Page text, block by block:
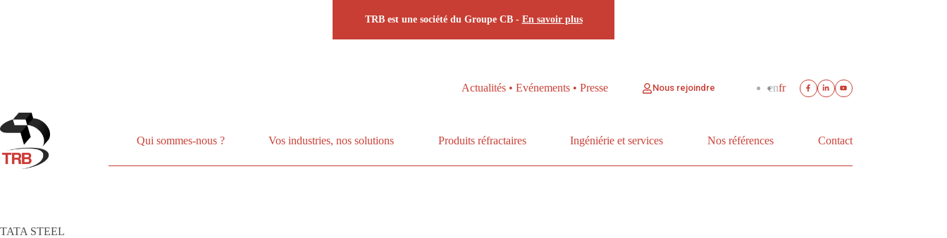
TRB est une société du Groupe CB - En savoir plus
Actualités • Evénements • Presse Nous rejoindre fr
en
Qui sommes-nous ? Vos industries, nos solutions Produits réfractaires Ingéniérie et services Nos références Contact
TATA STEEL